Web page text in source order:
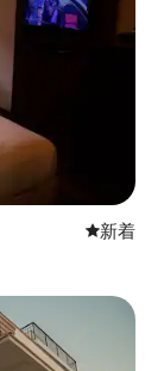
新しい宿
新着